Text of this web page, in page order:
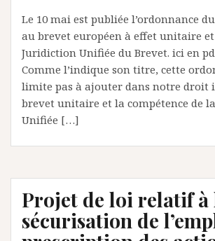
Le 10 mai est publiée l’ordonnance
au brevet européen à effet unitaire
Juridiction Unifiée du Brevet. ici en
Comme l’indique son titre, cette
limite pas à ajouter dans notre droit
brevet unitaire et la compétence de
Unifiée […]
Projet de loi relatif à
sécurisation de